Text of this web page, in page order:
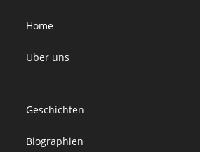
Home
Über uns
Geschichten
Biographien